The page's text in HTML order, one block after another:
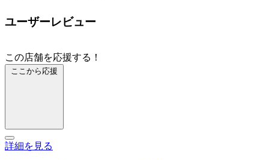
ユーザーレビュー
この店舗を応援する！
ここから応援
詳細を見る